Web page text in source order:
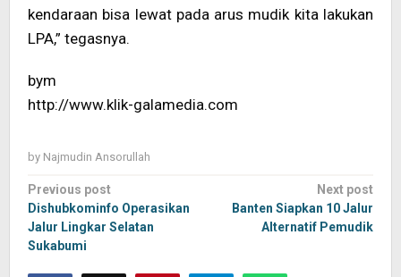
kendaraan bisa lewat pada arus mudik kita lakukan
LPA,” tegasnya.
bym
http://www.klik-galamedia.com
by Najmudin Ansorullah
Post
navigation
Previous post
Dishubkominfo Operasikan
Jalur Lingkar Selatan
Sukabumi
Next post
Banten Siapkan 10 Jalur
Alternatif Pemudik